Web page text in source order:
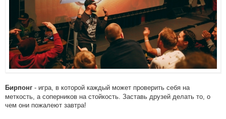
Бирпонг - игра, в которой каждый может проверить себя на
меткость, а соперников на стойкость. Заставь друзей делать то, о
чем они пожалеют завтра!